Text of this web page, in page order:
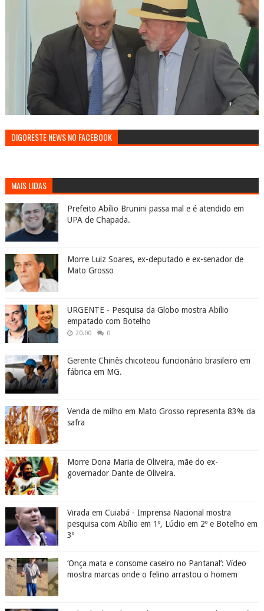
DIGORESTE NEWS NO FACEBOOK
MAIS LIDAS
Prefeito Abílio Brunini passa mal e é atendido em
UPA de Chapada.
Morre Luiz Soares, ex-deputado e ex-senador de
Mato Grosso
URGENTE - Pesquisa da Globo mostra Abílio
empatado com Botelho
20:00 0
Gerente Chinês chicoteou funcionário brasileiro em
fábrica em MG.
Venda de milho em Mato Grosso representa 83% da
safra
Morre Dona Maria de Oliveira, mãe do ex-
governador Dante de Oliveira.
Virada em Cuiabá - Imprensa Nacional mostra
pesquisa com Abílio em 1º, Lúdio em 2º e Botelho em
3º
‘Onça mata e consome caseiro no Pantanal’: Vídeo
mostra marcas onde o felino arrastou o homem